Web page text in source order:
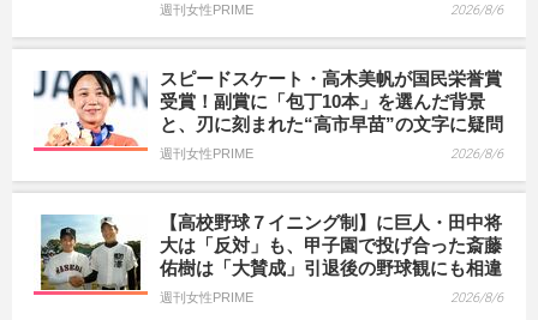
週刊女性PRIME 2026/8/6
スピードスケート・高木美帆が国民栄誉賞
受賞！副賞に「包丁10本」を選んだ背景
と、刃に刻まれた“高市早苗”の文字に疑問
週刊女性PRIME 2026/8/6
【高校野球７イニング制】に巨人・田中将
大は「反対」も、甲子園で投げ合った斎藤
佑樹は「大賛成」引退後の野球観にも相違
週刊女性PRIME 2026/8/6